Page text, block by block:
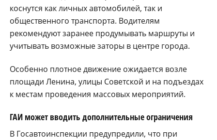
коснутся как личных автомобилей, так и
общественного транспорта. Водителям
рекомендуют заранее продумывать маршруты и
учитывать возможные заторы в центре города.
Особенно плотное движение ожидается возле
площади Ленина, улицы Советской и на подъездах
к местам проведения массовых мероприятий.
ГАИ может вводить дополнительные ограничения
В Госавтоинспекции предупредили, что при